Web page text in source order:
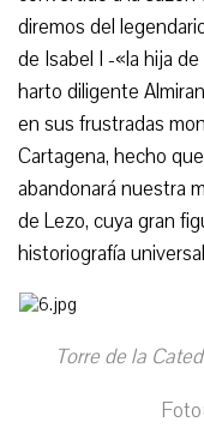
diremos del
de Isabel I -«la hija
harto diligente
en sus frustradas
Cartagena, hecho
abandonará nuestra
de Lezo, cuya gran
historiografía
Torre de la